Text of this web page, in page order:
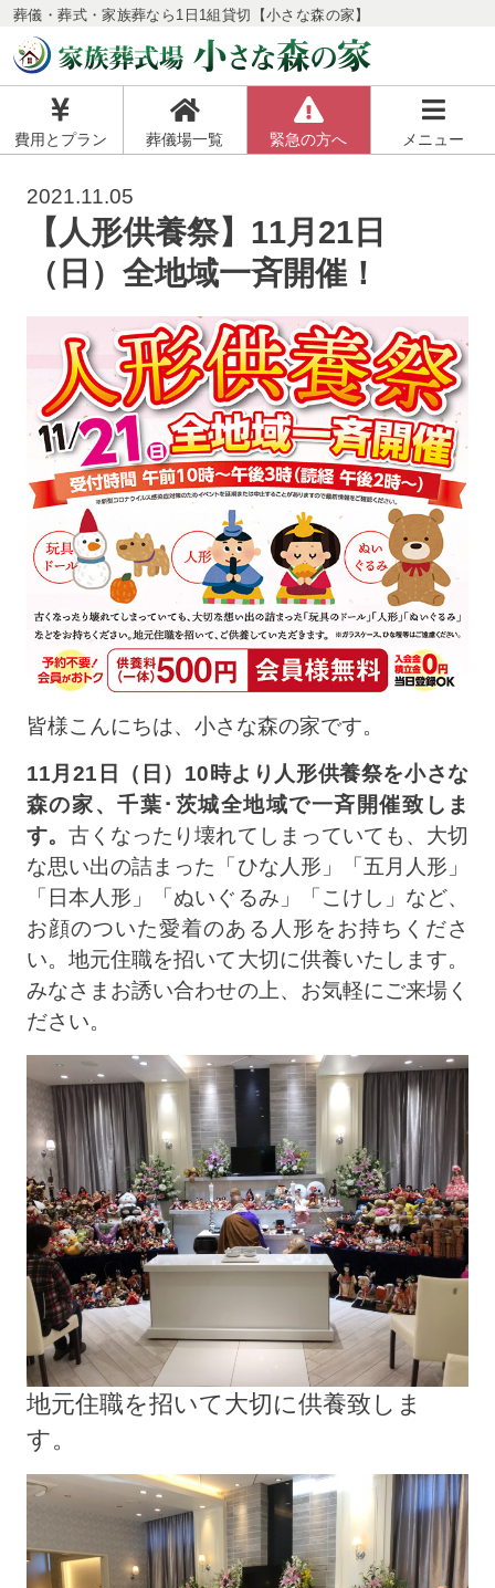
葬儀・葬式・家族葬なら1日1組貸切【小さな森の家】
費用とプラン 葬儀場一覧 緊急の方へ メニュー
2021.11.05
【人形供養祭】11月21日
（日）全地域一斉開催！
皆様こんにちは、小さな森の家です。
11月21日（日）10時より人形供養祭を小さな
森の家、千葉･茨城全地域で一斉開催致しま
す。古くなったり壊れてしまっていても、大切
な思い出の詰まった「ひな人形」「五月人形」
「日本人形」「ぬいぐるみ」「こけし」など、
お顔のついた愛着のある人形をお持ちくださ
い。地元住職を招いて大切に供養いたします。
みなさまお誘い合わせの上、お気軽にご来場く
ださい。
地元住職を招いて大切に供養致しま
す。